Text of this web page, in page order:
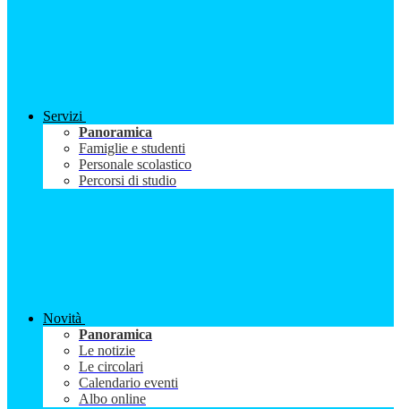
Servizi
Panoramica
Famiglie e studenti
Personale scolastico
Percorsi di studio
Novità
Panoramica
Le notizie
Le circolari
Calendario eventi
Albo online